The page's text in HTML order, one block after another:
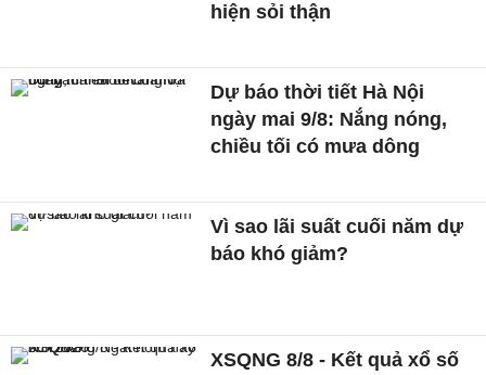
hiện sỏi thận
Dự báo thời tiết Hà Nội
ngày mai 9/8: Nắng nóng,
chiều tối có mưa dông
Vì sao lãi suất cuối năm dự
báo khó giảm?
XSQNG 8/8 - Kết quả xổ số